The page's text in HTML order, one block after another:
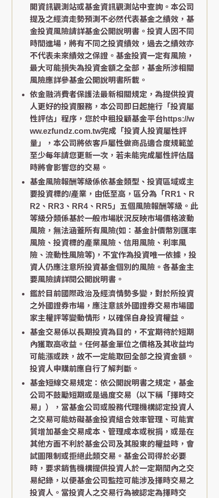
開資訊觀測站或基金資訊觀測站中查詢。本公司
提及之經濟走勢預測不必然代表基金之績效，基
金投資風險請詳基金公開說明書。投資人因不同
時間進場，將有不同之投資績效，過去之績效亦
不代表未來績效之保證。基金投資一定有風險，
最大可能損失為投資金額之全部，基金所涉相關
風險應詳參基金公開說明書所載。
依金融消費者保護法最新相關規定，為提供投資
人更好的投資服務，本公司即日起施行「投資屬
性評估」程序，您於中租投顧基金平台https://w
ww.ezfundz.com.tw完成「投資人投資屬性評
量」，本公司將依客戶屬性做商品適合度規範並
至少每年請您更新一次，若未能完成屬性評估屆
時將會影響您的交易。
基金風險報酬等級係依基金類型、投資區域或主
要投資標的/產業，由低至高，區分為「RR1、R
R2、RR3、RR4、RR5」五個風險報酬等級。此
等級分類係基於一般市場狀況反映市場價格波動
風險，無法涵蓋所有風險(如：基金計價幣別匯率
風險、投資標的產業風險、信用風險、利率風
險、流動性風險等)，不宜作為投資唯一依據，投
資人仍應注意所投資基金個別的風險。各基金主
要風險請詳閱公開說明書。
鑑於目前國際政治及經濟情勢多變，對於所投資
之外國證券市場，應注意該外國證券交易市場國
家主權評等變動情形，以確保自身投資權益。
基金交易係以長期投資為目的，不宜期待於短期
內獲取高收益。任何基金單位之價格及其收益均
可能漲或跌，故不一定能取回全部之投資金額。
投資人申購前應自行了解判斷。
基金短線交易規定：依公開說明書之規定，基金
公司不鼓勵短期或是過度交易（以下稱「擇時交
易」），當基金公司或股務代理機構認定投資人
之交易可能妨礙基金投資組合效率管理、可能實
質增加基金交易成本、管理成本或稅捐，或是在
其他方面不利於基金公司及其股東的權益時，會
試圖限制或拒絕此類交易。基金公司得於必要
時，要求銷售機構提供投資人於一定期間內之交
易紀錄，以便基金公司監控可能涉及擇時交易之
投資人。當投資人之交易行為被認定為擇時交